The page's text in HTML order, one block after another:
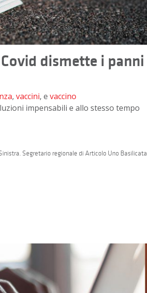
dismette i panni
, vaccini, e vaccino
impensabili e allo stesso tempo
Segretario regionale di Articolo Uno Basilicata